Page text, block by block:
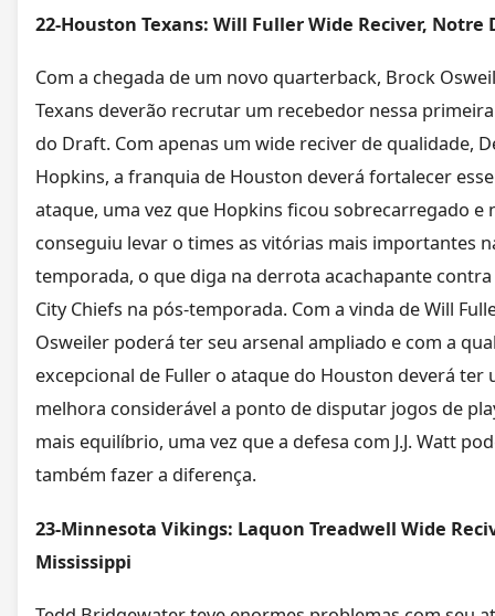
22-Houston Texans: Will Fuller Wide Reciver, Notre
Com a chegada de um novo quarterback, Brock
Texans deverão recrutar um recebedor nessa
do Draft. Com apenas um wide reciver de qualidade,
Hopkins, a franquia de Houston deverá fortalecer
ataque, uma vez que Hopkins ficou sobrecarregado e
conseguiu levar o times as vitórias mais importantes
temporada, o que diga na derrota acachapante contra
City Chiefs na pós-temporada. Com a vinda de Will
Osweiler poderá ter seu arsenal ampliado e com a
excepcional de Fuller o ataque do Houston deverá ter
melhora considerável a ponto de disputar jogos de
mais equilíbrio, uma vez que a defesa com J.J. Watt
também fazer a diferença.
23-Minnesota Vikings: Laquon Treadwell Wide
Mississippi